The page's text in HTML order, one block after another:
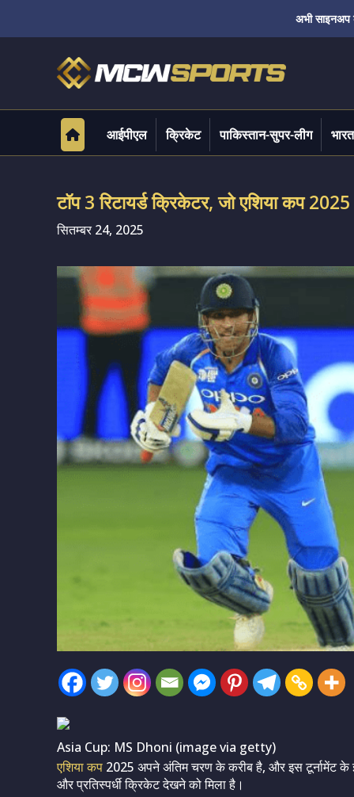
अभी साइनअप
आईपीएल क्रिकेट पाकिस्तान-सुपर-लीग
टॉप 3 रिटायर्ड क्रिकेटर, जो एशिया कप
सितम्बर 24, 2025
Asia Cup: MS Dhoni (image via getty)
एशिया कप 2025 अपने अंतिम चरण के करीब है, और इस टूर्नामेंट
और प्रतिस्पर्धी क्रिकेट देखने को मिला है।